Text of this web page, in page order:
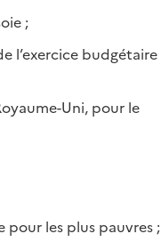
;
l’exercice budgétaire
Uni, pour le
pour les plus pauvres ;